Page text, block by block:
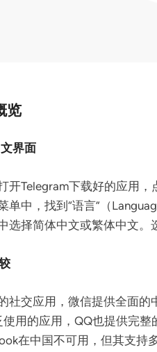
览
界面
开Telegram下载好的应用
单中，找到“语言”（
选择简体中文或繁体中文
社交应用，微信提供全面的
使用的应用，QQ也提供完
在中国不可用，但其支